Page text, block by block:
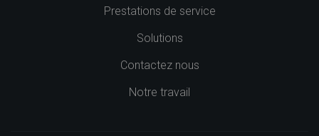
Prestations de service
Solutions
Contactez nous
Notre travail